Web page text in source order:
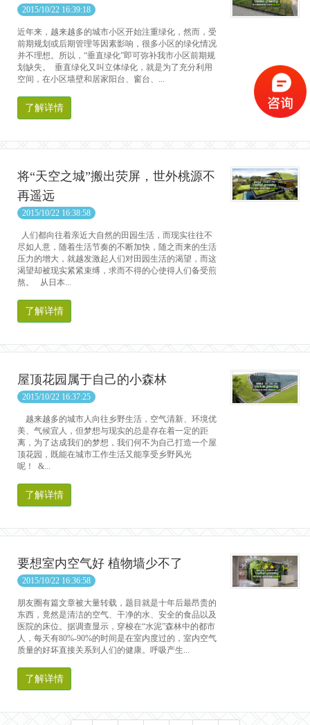
2015/10/22 16:39:18
近年来，越来越多的城市小区开始注重绿化，然而，受
前期规划或后期管理等因素影响，很多小区的绿化情况
并不理想。所以，“垂直绿化”即可弥补我市小区前期规
划缺失。 垂直绿化又叫立体绿化，就是为了充分利用
空间，在小区墙壁和居家阳台、窗台、...
了解详情
将“天空之城”搬出荧屏，世外桃源不
再遥远
2015/10/22 16:38:58
人们都向往着亲近大自然的田园生活，而现实往往不
尽如人意，随着生活节奏的不断加快，随之而来的生活
压力的增大，就越发激起人们对田园生活的渴望，而这
渴望却被现实紧紧束缚，求而不得的心使得人们备受煎
熬。 从日本...
了解详情
屋顶花园属于自己的小森林
2015/10/22 16:37:25
越来越多的城市人向往乡野生活，空气清新、环境优
美、气候宜人，但梦想与现实的总是存在着一定的距
离，为了达成我们的梦想，我们何不为自己打造一个屋
顶花园，既能在城市工作生活又能享受乡野风光
呢！ &...
了解详情
要想室内空气好 植物墙少不了
2015/10/22 16:36:58
朋友圈有篇文章被大量转载，题目就是十年后最昂贵的
东西，竟然是清洁的空气、干净的水、安全的食品以及
医院的床位。据调查显示，穿梭在“水泥”森林中的都市
人，每天有80%-90%的时间是在室内度过的，室内空气
质量的好坏直接关系到人们的健康。呼吸产生...
了解详情